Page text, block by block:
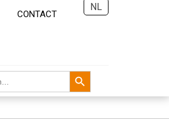
CONTACT
NL
Zoekknop